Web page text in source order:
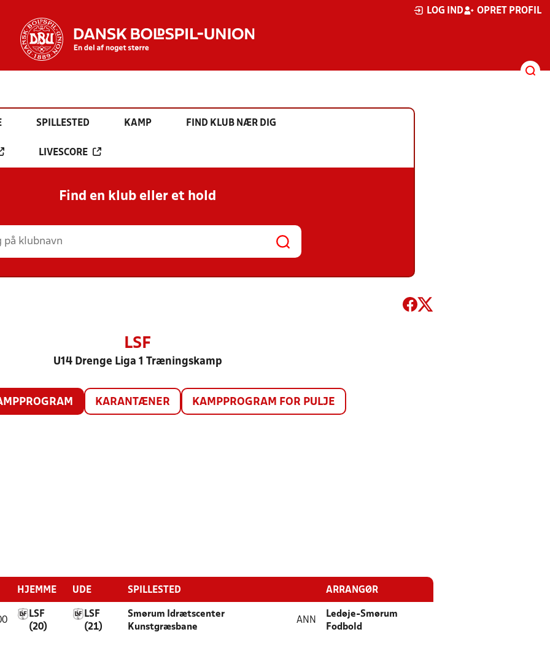
LOG IND OPRET PROFIL
SPILLESTED KAMP FIND KLUB NÆR DIG
LIVESCORE
Find en klub eller et hold
LSF
U14 Drenge Liga 1 Træningskamp
KARANTÆNER KAMPPROGRAM FOR PULJE
HJEMME UDE SPILLESTED ARRANGØR
LSF
(20)
LSF
(21)
Smørum Idrætscenter
Kunstgræsbane
ANN
Ledøje-Smørum
Fodbold